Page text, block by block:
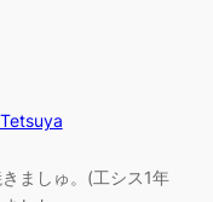
ましゅ。(工シス1年